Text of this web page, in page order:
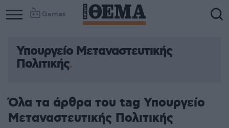
Games
Υπουργείο Μεταναστευτικής
Πολιτικής
Όλα τα άρθρα του tag Υπουργείο
Μεταναστευτικής Πολιτικής